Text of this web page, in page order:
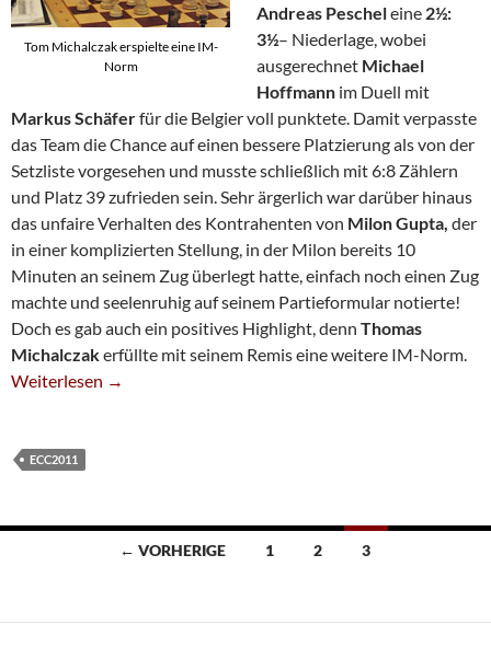
Tom Michalczak erspielte eine IM-
Norm
Andreas Pescheleine 2½:
3½– Niederlage, wobei
ausgerechnet Michael
Hoffmann im Duell mit
Markus Schäferfür die Belgier voll punktete. Damit verpasste
das Team die Chance auf einen bessere Platzierung als von der
Setzliste vorgesehen und musste schließlich mit 6:8 Zählern
und Platz 39 zufrieden sein. Sehr ärgerlich war darüber hinaus
das unfaire Verhalten des Kontrahenten von Milon Gupta, der
in einer komplizierten Stellung, in der Milon bereits 10
Minuten an seinem Zug überlegt hatte, einfach noch einen Zug
machte und seelenruhig auf seinem Partieformular notierte!
Doch es gab auch ein positives Highlight, denn Thomas
Michalczakerfüllte mit seinem Remis eine weitere IM-Norm.
Enttäuschung, Mini-Eklat Und IM-Norm Beim ECC
Weiterlesen →
ECC2011
Beitragsnavigation
← VORHERIGE 1 2 3